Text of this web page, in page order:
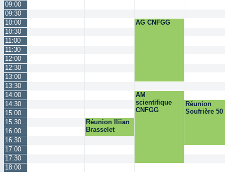
09:00
09:30
10:00
AG CNFGG
10:30
11:00
11:30
12:00
12:30
13:00
13:30
14:00
AM
scientifique
CNFGG
14:30
Réunion
Soufrière 50
15:00
15:30
Réunion Iliian
Brasselet
16:00
16:30
17:00
17:30
18:00